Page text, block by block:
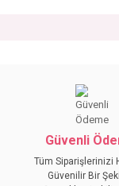
Güvenli
Tüm Siparişlerinizi
Güvenilir Bir